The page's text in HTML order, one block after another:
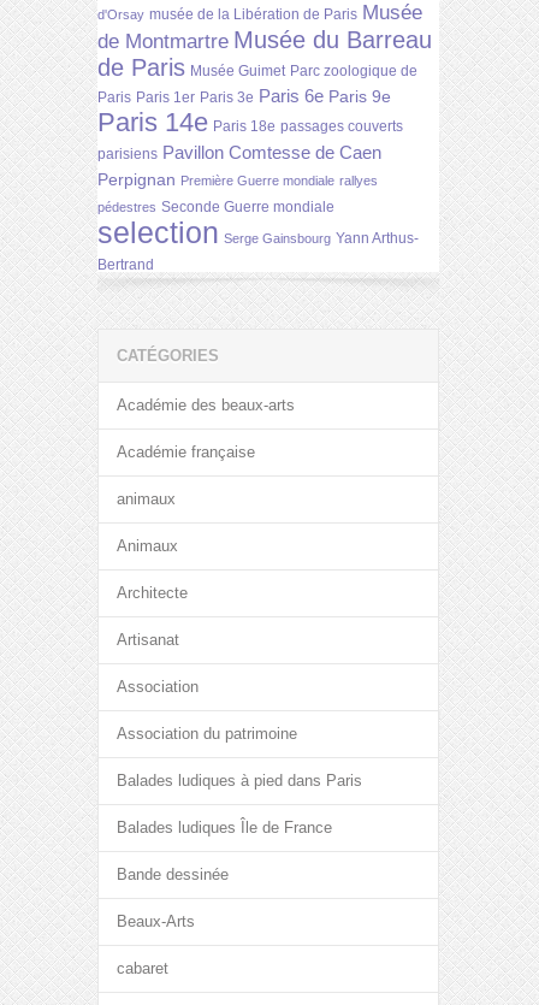
d'Orsay musée de la Libération de Paris Musée
de Montmartre Musée du Barreau
de Paris Musée Guimet Parc zoologique de
Paris Paris 1er Paris 3e Paris 6e Paris 9e
Paris 14e Paris 18e passages couverts
parisiens Pavillon Comtesse de Caen
Perpignan Première Guerre mondiale rallyes
pédestres Seconde Guerre mondiale
selection Serge Gainsbourg Yann Arthus-
Bertrand
CATÉGORIES
Académie des beaux-arts
Académie française
animaux
Animaux
Architecte
Artisanat
Association
Association du patrimoine
Balades ludiques à pied dans Paris
Balades ludiques Île de France
Bande dessinée
Beaux-Arts
cabaret